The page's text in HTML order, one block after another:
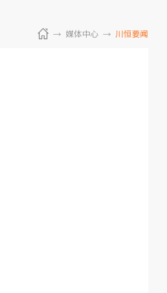
媒体中心 川恒要闻